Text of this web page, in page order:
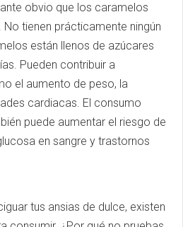
obvio que los caramelos
tienen prácticamente ningún
están llenos de azúcares
Pueden contribuir a
el aumento de peso, la
cardiacas. El consumo
puede aumentar el riesgo de
en sangre y trastornos
tus ansias de dulce, existen